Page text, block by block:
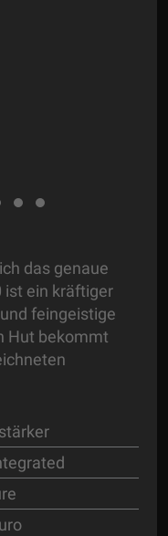
das genaue
ist ein kräftiger
feingeistige
Hut bekommt